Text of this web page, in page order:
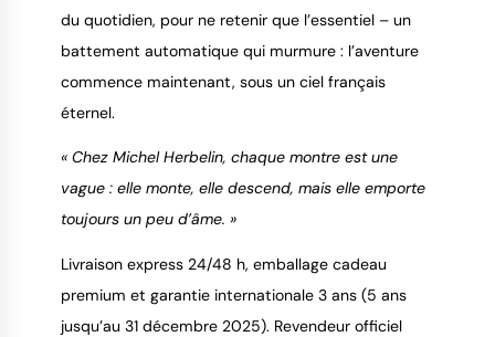
du quotidien, pour ne retenir que l’essentiel – un
battement automatique qui murmure : l’aventure
commence maintenant, sous un ciel français
éternel.
« Chez Michel Herbelin, chaque montre est une
vague : elle monte, elle descend, mais elle emporte
toujours un peu d’âme. »
Livraison express 24/48 h, emballage cadeau
premium et garantie internationale 3 ans (5 ans
jusqu’au 31 décembre 2025). Revendeur officiel